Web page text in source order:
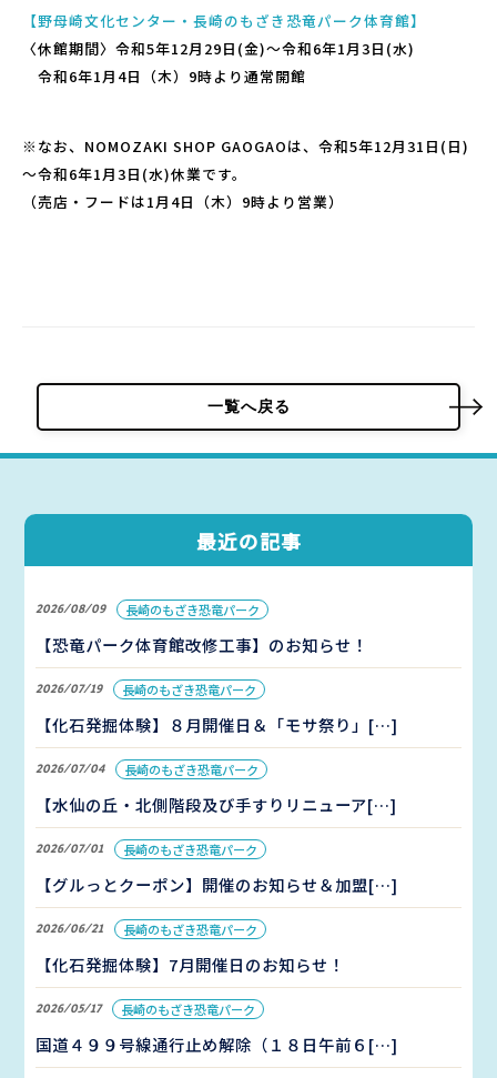
【野母崎文化センター・長崎のもざき恐竜パーク体育館】
〈休館期間〉令和5年12月29日(金)～令和6年1月3日(水)
令和6年1月4日（木） 9時より通常開館
※なお、NOMOZAKI SHOP GAOGAOは、令和5年12月31日(日)
～令和6年1月3日(水)休業です。
（売店・フードは1月4日（木） 9時より営業）
一覧へ戻る
最近の記事
2026/08/09 長崎のもざき恐竜パーク
【恐竜パーク体育館改修工事】のお知らせ！
2026/07/19 長崎のもざき恐竜パーク
【化石発掘体験】８月開催日＆「モサ祭り」[…]
2026/07/04 長崎のもざき恐竜パーク
【水仙の丘・北側階段及び手すりリニューア[…]
2026/07/01 長崎のもざき恐竜パーク
【グルっとクーポン】開催のお知らせ＆加盟[…]
2026/06/21 長崎のもざき恐竜パーク
【化石発掘体験】7月開催日のお知らせ！
2026/05/17 長崎のもざき恐竜パーク
国道４９９号線通行止め解除（１８日午前６[…]